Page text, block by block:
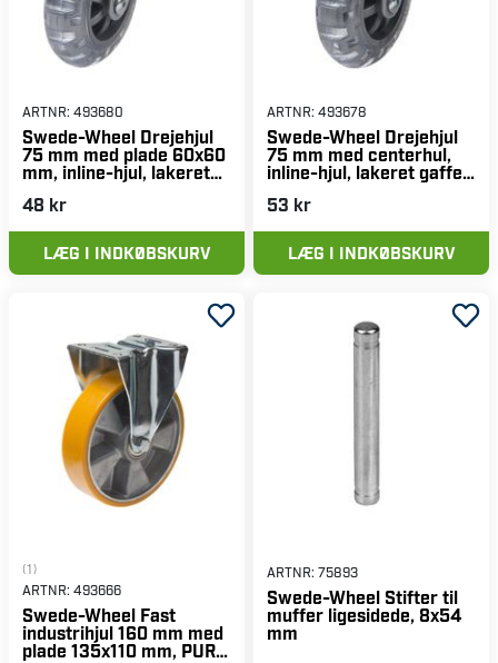
ARTNR: 493680
Swede-Wheel Drejehjul
75 mm med plade 60x60
mm, inline-hjul, lakeret
48 kr
LÆG I INDKØBSKURV
ARTNR: 493678
Swede-Wheel Drejehjul
75 mm med centerhul,
inline-hjul, lakeret gaffel,
53 kr
LÆG I INDKØBSKURV
(1)
ARTNR: 493666
Swede-Wheel Fast
industrihjul 160 mm med
plade 135x110 mm, PUR-
ARTNR: 75893
Swede-Wheel Stifter til
muffer ligesidede, 8x54
mm